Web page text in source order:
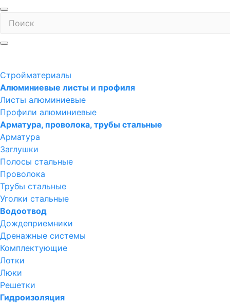
Стройматериалы
Алюминиевые листы и профиля
Листы алюминиевые
Профили алюминиевые
Арматура, проволока, трубы стальные
Арматура
Заглушки
Полосы стальные
Проволока
Трубы стальные
Уголки стальные
Водоотвод
Дождеприемники
Дренажные системы
Комплектующие
Лотки
Люки
Решетки
Гидроизоляция